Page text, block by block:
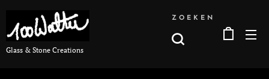
Glass & Stone Creations
ZOEKEN